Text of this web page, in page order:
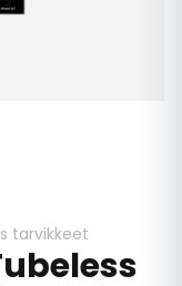
tarvikkeet